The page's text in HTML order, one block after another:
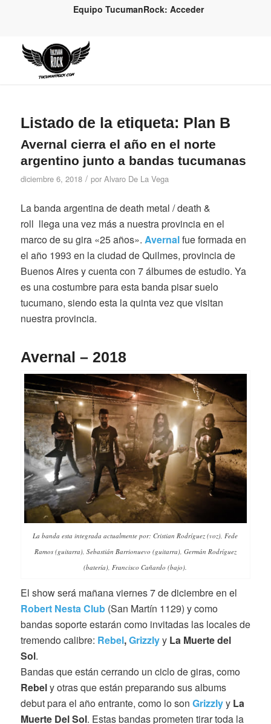
Equipo TucumanRock: Acceder
Listado de la etiqueta: Plan B
Avernal cierra el año en el norte
argentino junto a bandas tucumanas
diciembre 6, 2018 / por Alvaro De La Vega
La banda argentina de death metal / death &
roll llega una vez más a nuestra provincia en el
marco de su gira «25 años». Avernalfue formada en
el año 1993 en la ciudad de Quilmes, provincia de
Buenos Aires y cuenta con 7 álbumes de estudio. Ya
es una costumbre para esta banda pisar suelo
tucumano, siendo esta la quinta vez que visitan
nuestra provincia.
Avernal – 2018
La banda esta integrada actualmente por: Cristian Rodríguez (voz), Fede
Ramos (guitarra), Sebastián Barrionuevo (guitarra), Germán Rodríguez
(batería), Francisco Cañardo (bajo).
El show será mañana viernes 7 de diciembre en el
Robert Nesta Club(San Martín 1129) y como
bandas soporte estarán como invitadas las locales de
tremendo calibre: Rebel,Grizzlyy La Muerte del
Sol.
Bandas que están cerrando un ciclo de giras, como
Rebely otras que están preparando sus albums
debut para el año entrante, como lo son Grizzlyy La
Muerte Del Sol. Estas bandas prometen tirar toda la